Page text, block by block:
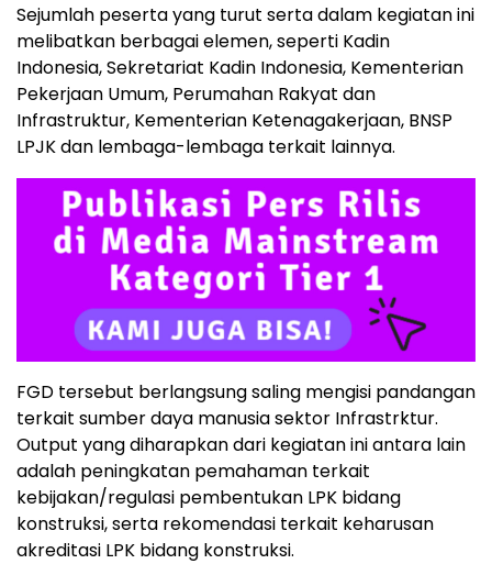
Sejumlah peserta yang turut serta dalam kegiatan ini
melibatkan berbagai elemen, seperti Kadin
Indonesia, Sekretariat Kadin Indonesia, Kementerian
Pekerjaan Umum, Perumahan Rakyat dan
Infrastruktur, Kementerian Ketenagakerjaan, BNSP
LPJK dan lembaga-lembaga terkait lainnya.
FGD tersebut berlangsung saling mengisi pandangan
terkait sumber daya manusia sektor Infrastrktur.
Output yang diharapkan dari kegiatan ini antara lain
adalah peningkatan pemahaman terkait
kebijakan/regulasi pembentukan LPK bidang
konstruksi, serta rekomendasi terkait keharusan
akreditasi LPK bidang konstruksi.